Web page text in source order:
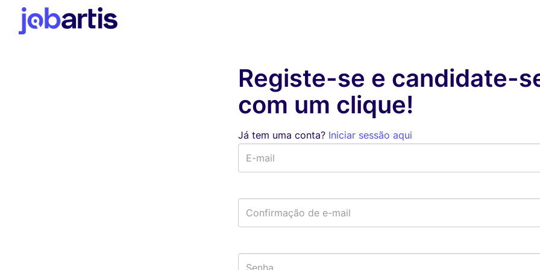
Registe-se e candidate-
com um clique!
Já tem uma conta? Iniciar sessão aqui